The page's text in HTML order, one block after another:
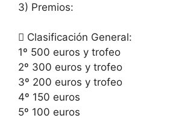
3) Premios:
 Clasificación General:
1º 500 euros y trofeo
2º 300 euros y trofeo
3º 200 euros y trofeo
4º 150 euros
5º 100 euros